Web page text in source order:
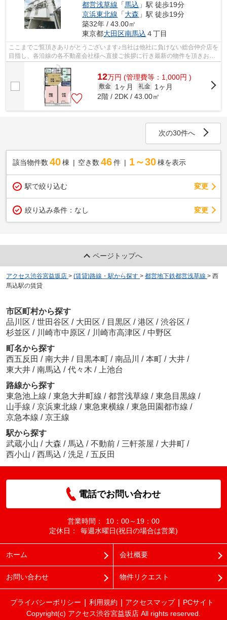
都営浅草線 「馬込 」駅 徒歩19分
京浜東北線 「大森 」駅 徒歩19分
築32年 / 43.00㎡
東京都大田区南馬込 ４丁目
ここまでご覧頂きありがとうございます♪当社は他社に負けない総合仲介店を
目指し、各沿線の各不動産会社様へ直接ご挨拶に行き最新の物件を頂きお客
様へ提供しております！最新の情報は...
12万円 (管理費等：1,000円 )
敷金 1ヶ月 礼金
1ヶ月
2階 / 2DK / 43.00㎡
次の30件へ
該当物件数 40棟 空き数 46 件 1～30 棟を表示
駅で絞り込む 変更
絞り込み条件： なし 変更
ページトップへ
アクセス渋谷宮益坂店 > (賃貸)路線・駅から探す > 都営地下鉄都営浅草線 > 西
馬込駅の賃貸
市区町村から探す
品川区 / 世田谷区 / 大田区 / 目黒区 / 港区 / 渋谷区 /
杉並区 / 川崎市中原区 / 川崎市高津区 / 中野区
町名から探す
西五反田 / 南大井 / 目黒本町 / 南品川 / 本町 / 大井 /
東大井 / 南馬込 / 代々木 /
上池台
路線から探す
東急池上線 / 東急大井町線 / 都営浅草線 / 東急目黒線 /
山手線 / 京浜東北線 / 東急東横線 / 東急田園都市線 /
京急本線 / 京王線
駅から探す
武蔵小山 / 大森 / 馬込 / 不動前 / 三軒茶屋 / 大井町 /
西小山 / 西馬込 / 洗足 / 五反田
電話でお問い合わせ
営業時間：
10：00～19：00
定休日：
毎週水曜日(祝日の場合は営業)
ホーム 会社概要
お問い合わせ 物件リクエスト
プライバシーポリシー 利用規約 アクセスマップ
PCサイト
Copyright(c) アクセス渋谷宮益坂店 All rights reserved.